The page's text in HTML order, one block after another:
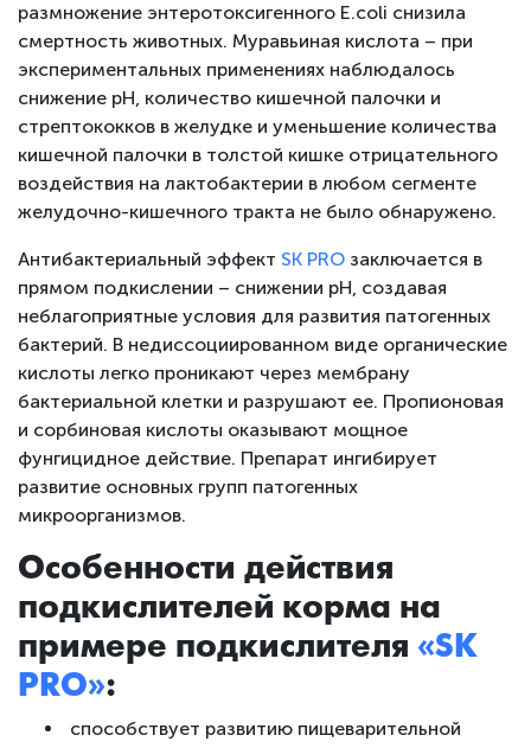
размножение энтеротоксигенного E.coli снизила
смертность животных. Муравьиная кислота – при
экспериментальных применениях наблюдалось
снижение рН, количество кишечной палочки и
стрептококков в желудке и уменьшение количества
кишечной палочки в толстой кишке отрицательного
воздействия на лактобактерии в любом сегменте
желудочно-кишечного тракта не было обнаружено.
Антибактериальный эффект SK PRO заключается в
прямом подкислении – снижении pH, создавая
неблагоприятные условия для развития патогенных
бактерий. В недиссоциированном виде органические
кислоты легко проникают через мембрану
бактериальной клетки и разрушают ее. Пропионовая
и сорбиновая кислоты оказывают мощное
фунгицидное действие. Препарат ингибирует
развитие основных групп патогенных
микроорганизмов.
Особенности действия
подкислителей корма на
примере подкислителя «SK
PRO»:
способствует развитию пищеварительной